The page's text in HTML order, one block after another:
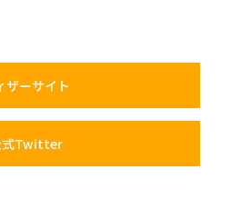
ザーサイト
式Twitter